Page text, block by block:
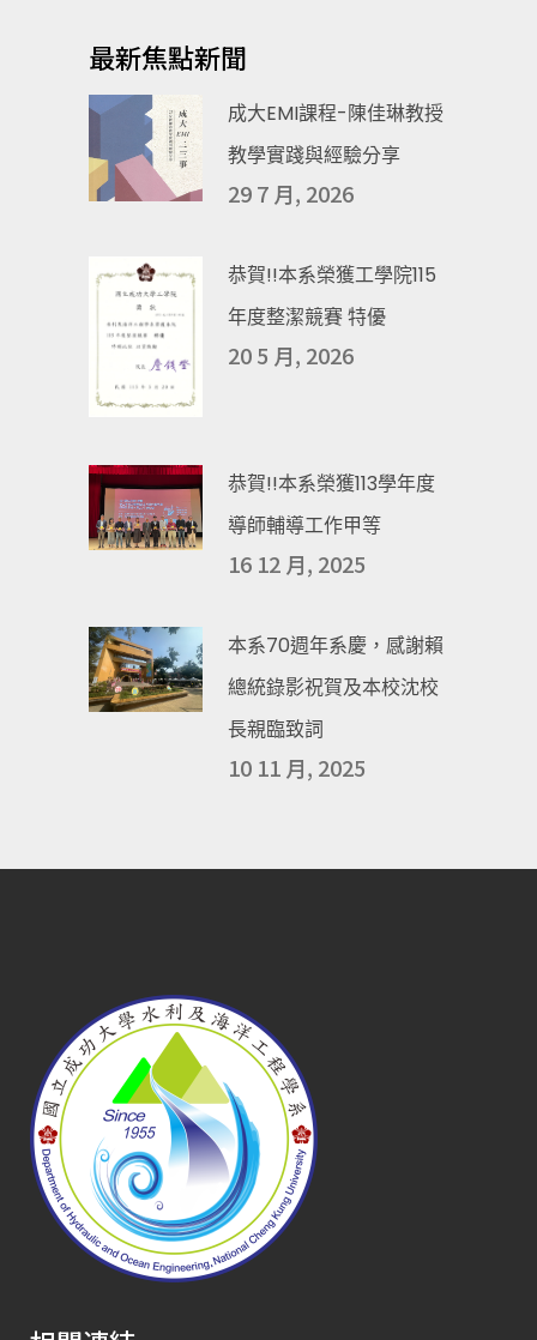
最新焦點新聞
成大EMI課程-陳佳琳教授
教學實踐與經驗分享
29 7 月, 2026
恭賀!!本系榮獲工學院115
年度整潔競賽 特優
20 5 月, 2026
恭賀!!本系榮獲113學年度
導師輔導工作甲等
16 12 月, 2025
本系70週年系慶，感謝賴
總統錄影祝賀及本校沈校
長親臨致詞
10 11 月, 2025